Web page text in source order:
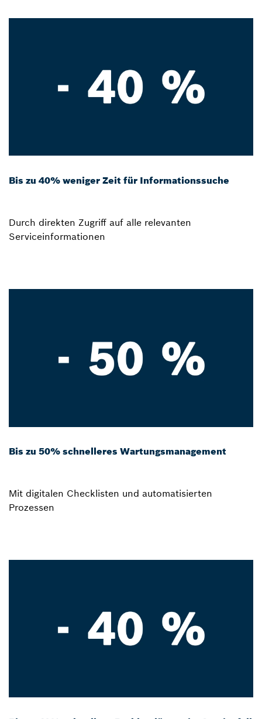
Bis zu 40% weniger Zeit für Informationssuche
Durch direkten Zugriff auf alle relevanten
Serviceinformationen
Bis zu 50% schnelleres Wartungsmanagement
Mit digitalen Checklisten und automatisierten
Prozessen